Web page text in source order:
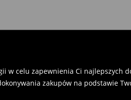
w celu zapewnienia Ci najlepszych
zakupów na podstawie